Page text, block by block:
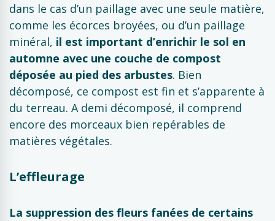
dans le cas d’un paillage avec une seule matière,
comme les écorces broyées, ou d’un paillage
minéral, il est important d’enrichir le sol en
automne avec une couche de compost
déposée au pied des arbustes. Bien
décomposé, ce compost est fin et s’apparente à
du terreau. A demi décomposé, il comprend
encore des morceaux bien repérables de
matières végétales.
L’effleurage
La suppression des fleurs fanées de certains